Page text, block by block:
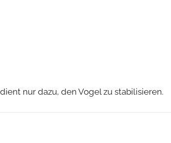
nur dazu, den Vogel zu stabilisieren.